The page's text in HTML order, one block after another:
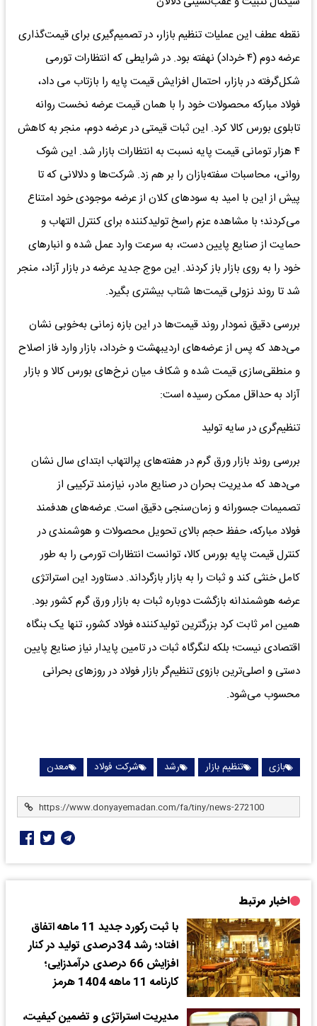
نقطه عطف این عملیات تنظیم بازار، در تصمیم‌گیری برای قیمت‌گذاری
عرضه دوم (۴ خرداد) نهفته بود. در شرایطی که انتظارات تورمی
شکل‌گرفته در بازار، احتمال افزایش قیمت پایه را بازتاب می داد،
فولاد مبارکه محصولات خود را با همان قیمت عرضه نخست روانه
تابلوی بورس کالا کرد. این ثبات قیمتی در عرضه دوم، منجر به کاهش
۴ هزار تومانی قیمت پایه نسبت به انتظارات بازار شد. این شوک
روانی، محاسبات سفته‌بازان را بر هم زد. شرکت‌ها و دلالانی که تا
پیش از این با امید به سودهای کلان از عرضه موجودی خود امتناع
می‌کردند؛ با مشاهده عزم راسخ تولیدکننده برای کنترل التهاب و
حمایت از صنایع پایین دست، به سرعت وارد عمل شده و انبارهای
خود را به روی بازار باز کردند. این موج جدید عرضه در بازار آزاد، منجر
شد تا روند نزولی قیمت‌ها شتاب بیشتری بگیرد.
بررسی دقیق نمودار روند قیمت‌ها در این بازه زمانی به‌خوبی نشان
می‌دهد که پس از عرضه‌های اردیبهشت و خرداد، بازار وارد فاز اصلاح
و منطقی‌سازی قیمت شده و شکاف میان نرخ‌های بورس کالا و بازار
آزاد به حداقل ممکن رسیده است:
تنظیم‌گری در سایه تولید
بررسی روند بازار ورق گرم در هفته‌های پرالتهاب ابتدای سال نشان
می‌دهد که مدیریت بحران در صنایع مادر، نیازمند ترکیبی از
تصمیمات جسورانه و زمان‌سنجی دقیق است. عرضه‌های هدفمند
فولاد مبارکه، حفظ حجم بالای تحویل محصولات و هوشمندی در
کنترل قیمت پایه بورس کالا، توانست انتظارات تورمی را به طور
کامل خنثی کند و ثبات را به بازار بازگرداند. دستاورد این استراتژی
عرضه هوشمندانه بازگشت دوباره ثبات به بازار ورق گرم کشور بود.
همین امر ثابت کرد بزرگترین تولیدکننده فولاد کشور، تنها یک بنگاه
اقتصادی نیست؛ بلکه لنگرگاه ثبات در تامین پایدار نیاز صنایع پایین
دستی و اصلی‌ترین بازوی تنظیم‌گر بازار فولاد در روزهای بحرانی
محسوب می‌شود.
بازی تنظیم بازار رشد شرکت فولاد معدن
اخبار مرتبط
با ثبت رکورد جدید 11 ماهه اتفاق
افتاد؛ رشد 34درصدی تولید در کنار
افزایش 66 درصدی درآمدزایی؛
کارنامه 11 ماهه 1404 هرمز
مدیریت استراتژی و تضمین کیفیت،